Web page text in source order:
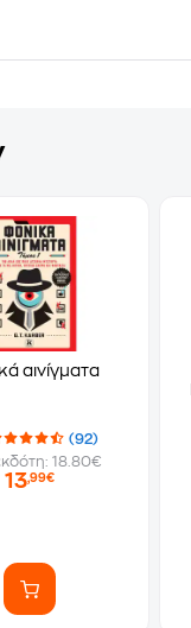
αινίγματα
(92)
18.80€
13,99€